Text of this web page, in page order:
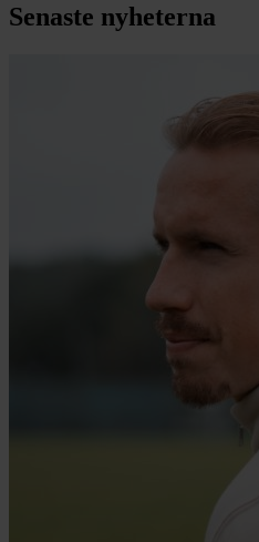
Senaste nyheterna